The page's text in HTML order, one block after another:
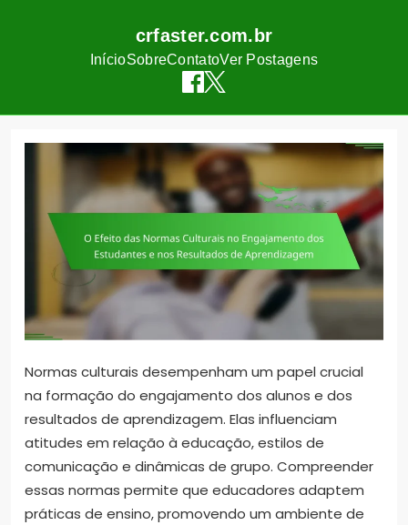
crfaster.com.br
InícioSobreContatoVer Postagens
Normas culturais desempenham um papel crucial
na formação do engajamento dos alunos e dos
resultados de aprendizagem. Elas influenciam
atitudes em relação à educação, estilos de
comunicação e dinâmicas de grupo. Compreender
essas normas permite que educadores adaptem
práticas de ensino, promovendo um ambiente de